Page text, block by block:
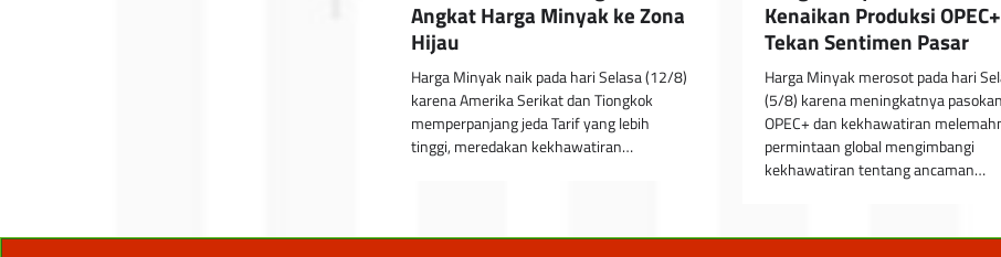
Angkat Harga Minyak ke Zona
Hijau
Harga Minyak naik pada hari Selasa (12/8)
karena Amerika Serikat dan Tiongkok
memperpanjang jeda Tarif yang lebih
tinggi, meredakan kekhawatiran…
Kenaikan Produksi OPEC+
Tekan Sentimen Pasar
Harga Minyak merosot pada hari
(5/8) karena meningkatnya pasokan
OPEC+ dan kekhawatiran
permintaan global mengimbangi
kekhawatiran tentang ancaman…